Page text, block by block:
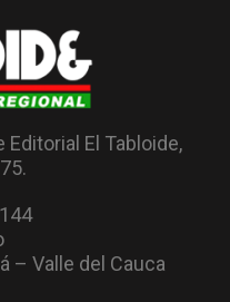
El Tabloide,
– Valle del Cauca